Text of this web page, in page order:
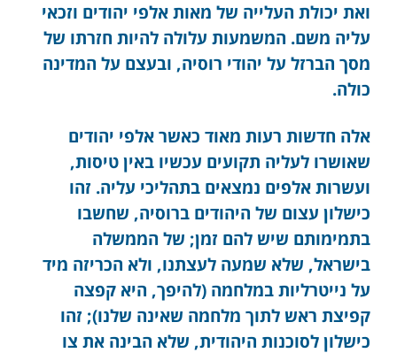
ואת יכולת העלייה של מאות אלפי יהודים וזכאי
עליה משם. המשמעות עלולה להיות חזרתו של
מסך הברזל על יהודי רוסיה, ובעצם על המדינה
כולה.
אלה חדשות רעות מאוד כאשר אלפי יהודים
שאושרו לעליה תקועים עכשיו באין טיסות,
ועשרות אלפים נמצאים בתהליכי עליה. זהו
כישלון עצום של היהודים ברוסיה, שחשבו
בתמימותם שיש להם זמן; של הממשלה
בישראל, שלא שמעה לעצתנו, ולא הכריזה מיד
על נייטרליות במלחמה (להיפך, היא קפצה
קפיצת ראש לתוך מלחמה שאינה שלנו); זהו
כישלון לסוכנות היהודית, שלא הבינה את צו